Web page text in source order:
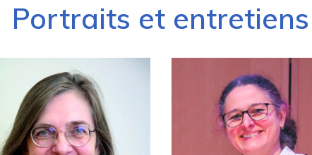
Portraits et entretiens